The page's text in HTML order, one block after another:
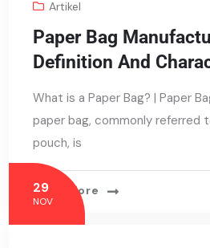
Artikel
Paper Bag
Definition And
What is a Paper Bag? | Paper
paper bag, commonly referred
pouch, is
Read More
29
NOV